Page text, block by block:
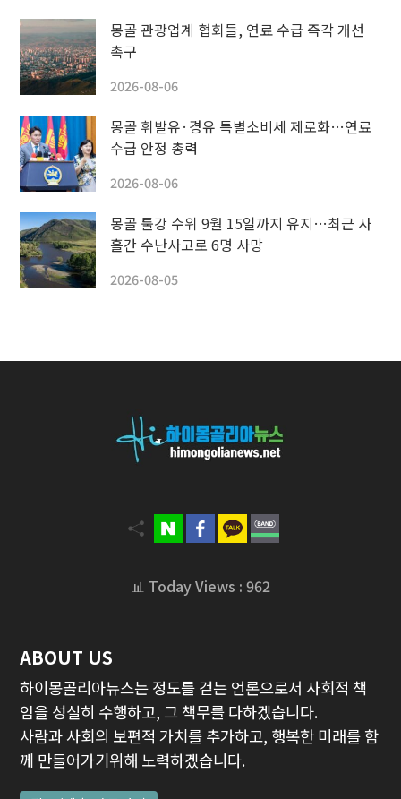
몽골 관광업계 협회들, 연료 수급 즉각 개선
촉구
2026-08-06
몽골 휘발유·경유 특별소비세 제로화…연료
수급 안정 총력
2026-08-06
몽골 툴강 수위 9월 15일까지 유지…최근 사
흘간 수난사고로 6명 사망
2026-08-05
📊 Today Views : 962
ABOUT US
하이몽골리아뉴스는 정도를 걷는 언론으로서 사회적 책
임을 성실히 수행하고, 그 책무를 다하겠습니다.
사람과 사회의 보편적 가치를 추가하고, 행복한 미래를 함
께 만들어가기위해 노력하겠습니다.